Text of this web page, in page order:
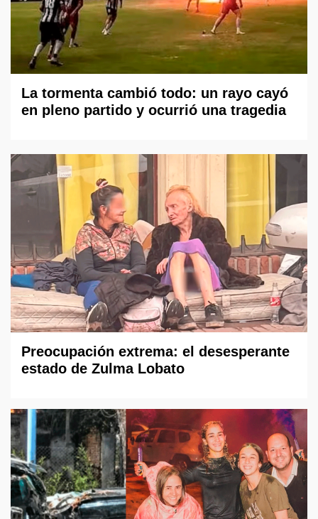
La tormenta cambió todo: un rayo cayó
en pleno partido y ocurrió una tragedia
Preocupación extrema: el desesperante
estado de Zulma Lobato